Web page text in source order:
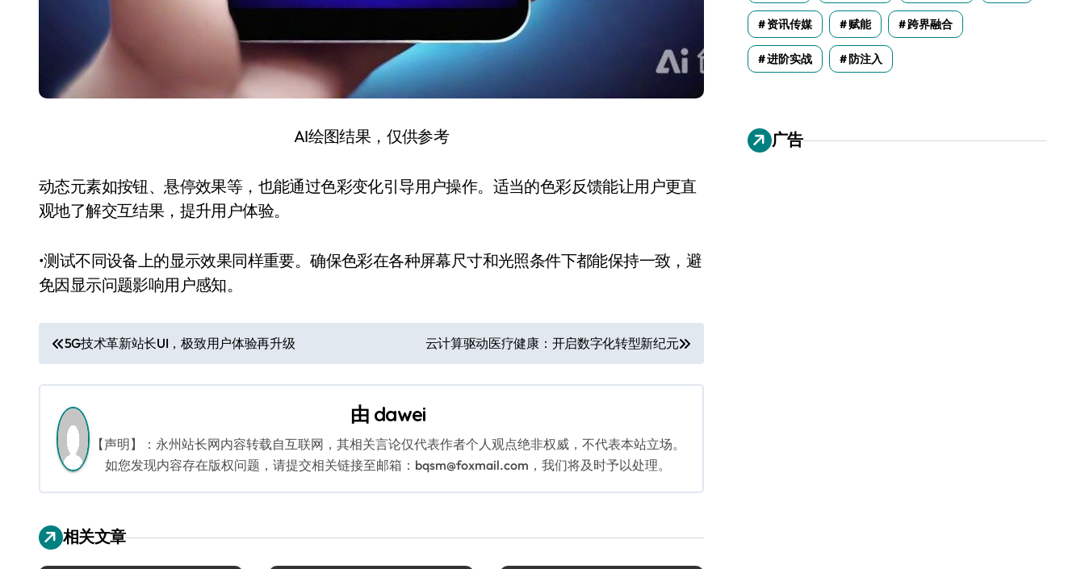
AI绘图结果，仅供参考
动态元素如按钮、悬停效果等，也能通过色彩变化引导用户操作。适当的色彩反馈能让用户更直
观地了解交互结果，提升用户体验。
•测试不同设备上的显示效果同样重要。确保色彩在各种屏幕尺寸和光照条件下都能保持一致，避
免因显示问题影响用户感知。
文
章
导
航
5G技术革新站长UI，极致用户体验再升级 云计算驱动医疗健康：开启数字化转型新纪元
由 dawei
【声明】：永州站长网内容转载自互联网，其相关言论仅代表作者个人观点绝非权威，不代表本站立场。
如您发现内容存在版权问题，请提交相关链接至邮箱：bqsm@foxmail.com，我们将及时予以处理。
相关文章
资讯传媒 赋能 跨界融合
进阶实战 防注入
广告